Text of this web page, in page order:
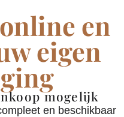
en
eigen
mogelijk
en beschikbaar